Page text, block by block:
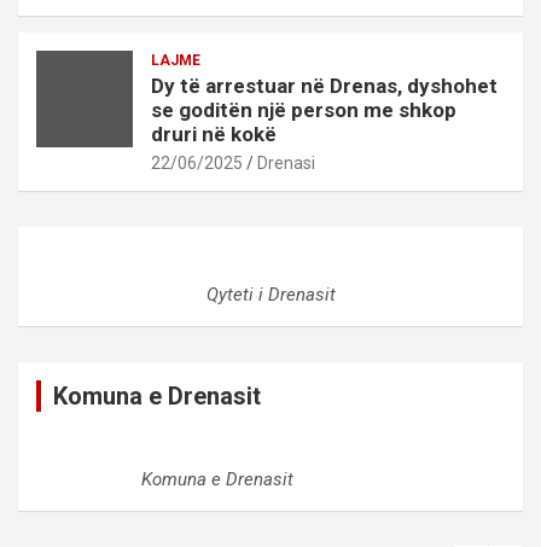
LAJME
Dy të arrestuar në Drenas, dyshohet
se goditën një person me shkop
druri në kokë
22/06/2025 Drenasi
Qyteti i Drenasit
Komuna e Drenasit
Komuna e Drenasit